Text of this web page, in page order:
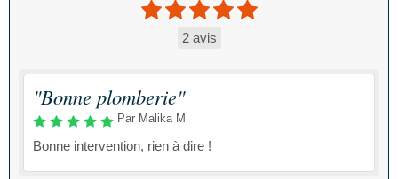
2 avis
"Bonne plomberie"
Par Malika M
Bonne intervention, rien à dire !